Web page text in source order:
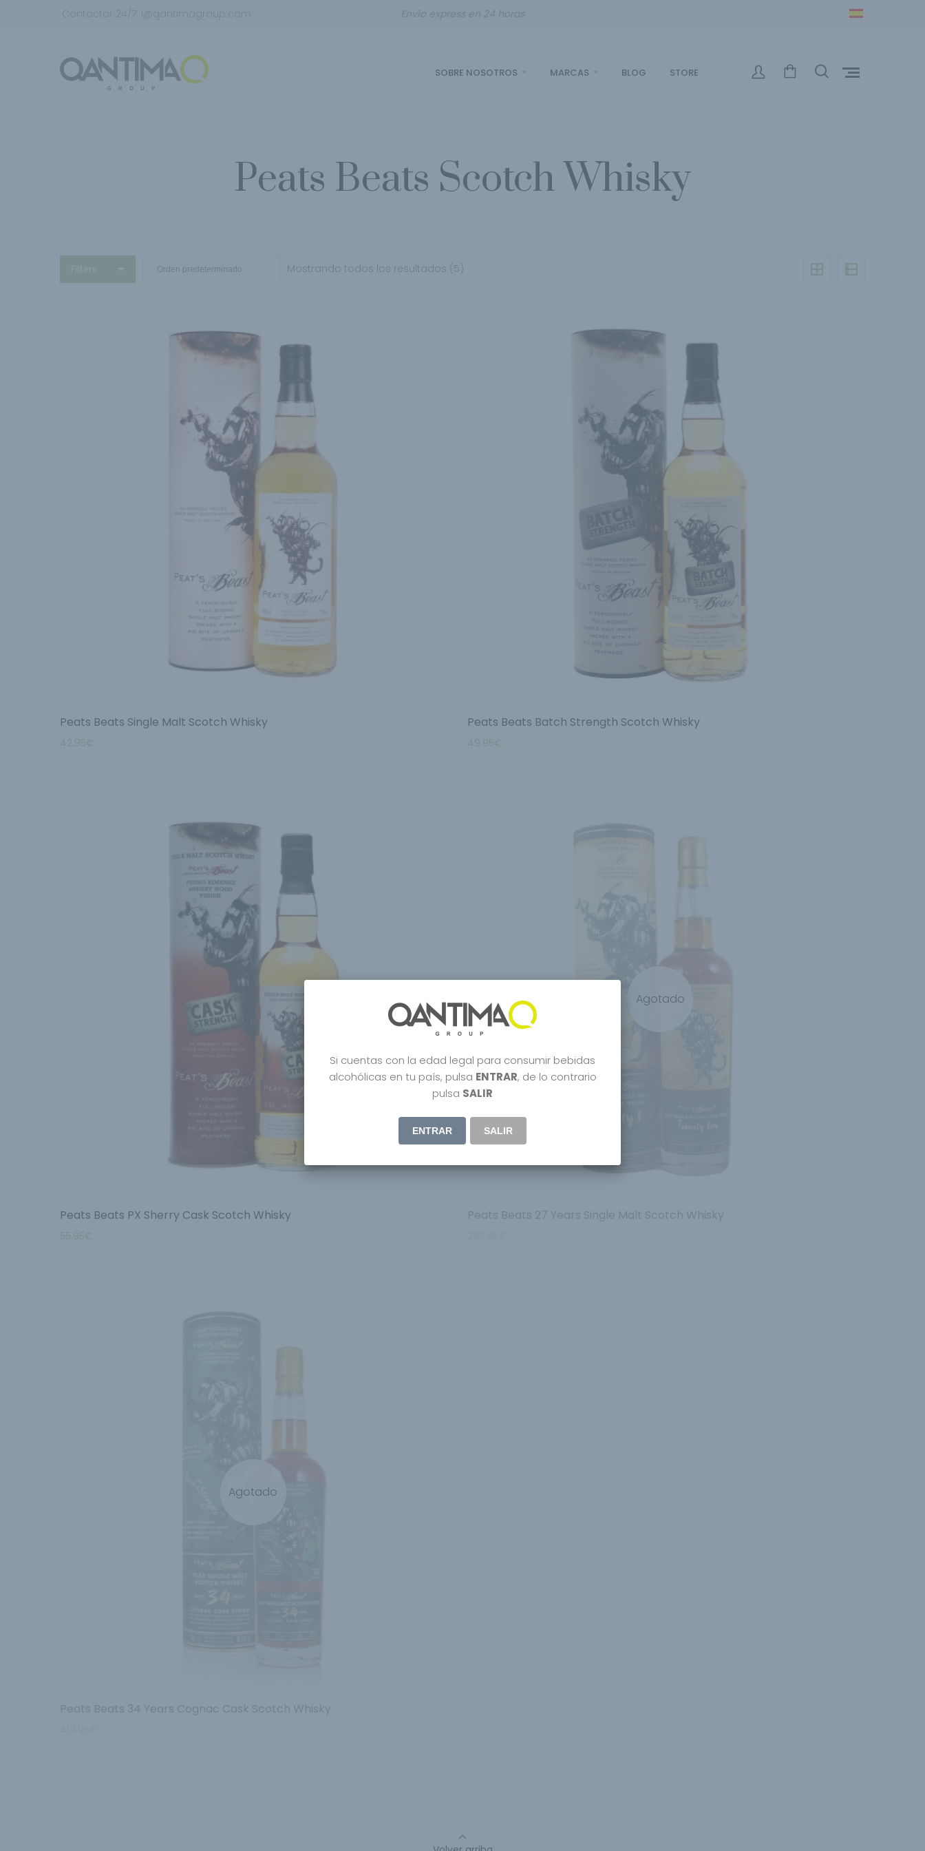
SOBRE NOSOTROS MARCAS BLOG STORE
Peats Beats Scotch Whisky
Filters Mostrando todos los resultados (5)
Peats Beats Single Malt Scotch Whisky
42.95€
Peats Beats Batch Strength Scotch Whisky
49.95€
Peats Beats PX Sherry Cask Scotch Whisky
55.95€
Agotado
Peats Beats 27 Years Single Malt Scotch Whisky
Agotado
Peats Beats 34 Years Cognac Cask Scotch Whisky
Si cuentas con la edad legal para consumir bebidas
alcohólicas en tu país, pulsa ENTRAR, de lo contrario
pulsa SALIR
ENTRAR SALIR